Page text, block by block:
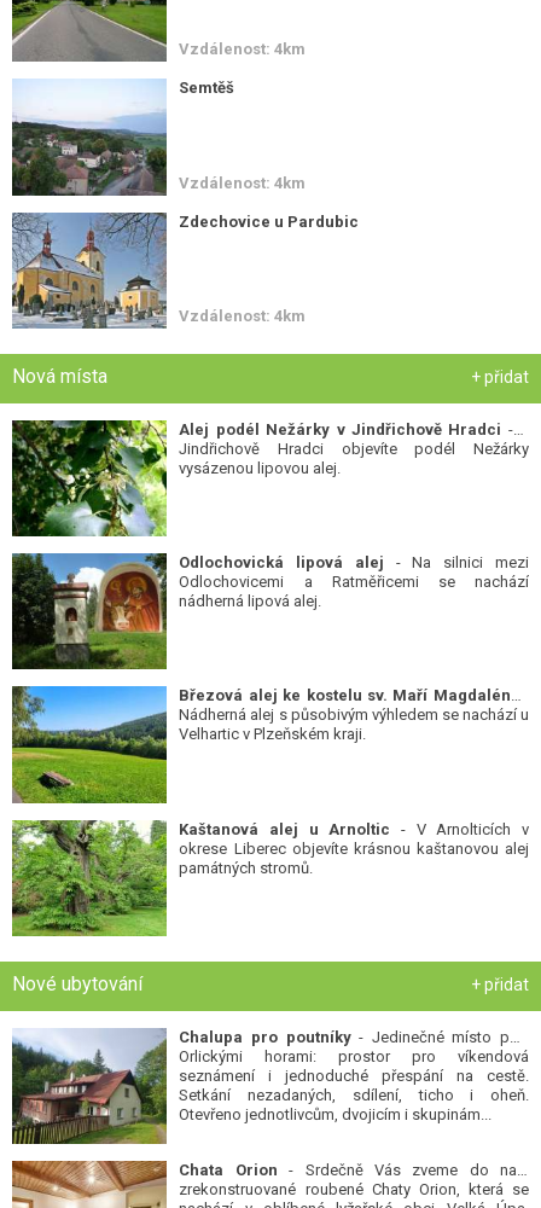
Vzdálenost: 4km
Semtěš
Vzdálenost: 4km
Zdechovice u Pardubic
Vzdálenost: 4km
Nová místa + přidat
Alej podél Nežárky v Jindřichově Hradci - V
Jindřichově Hradci objevíte podél Nežárky
vysázenou lipovou alej.
Odlochovická lipová alej - Na silnici mezi
Odlochovicemi a Ratměřicemi se nachází
nádherná lipová alej.
Březová alej ke kostelu sv. Maří Magdalény-
Nádherná alej s působivým výhledem se nachází u
Velhartic v Plzeňském kraji.
Kaštanová alej u Arnoltic - V Arnolticích v
okrese Liberec objevíte krásnou kaštanovou alej
památných stromů.
Nové ubytování + přidat
Chalupa pro poutníky- Jedinečné místo pod
Orlickými horami: prostor pro víkendová
seznámení i jednoduché přespání na cestě.
Setkání nezadaných, sdílení, ticho i oheň.
Otevřeno jednotlivcům, dvojicím i skupinám...
Chata Orion - Srdečně Vás zveme do naší
zrekonstruované roubené Chaty Orion, která se